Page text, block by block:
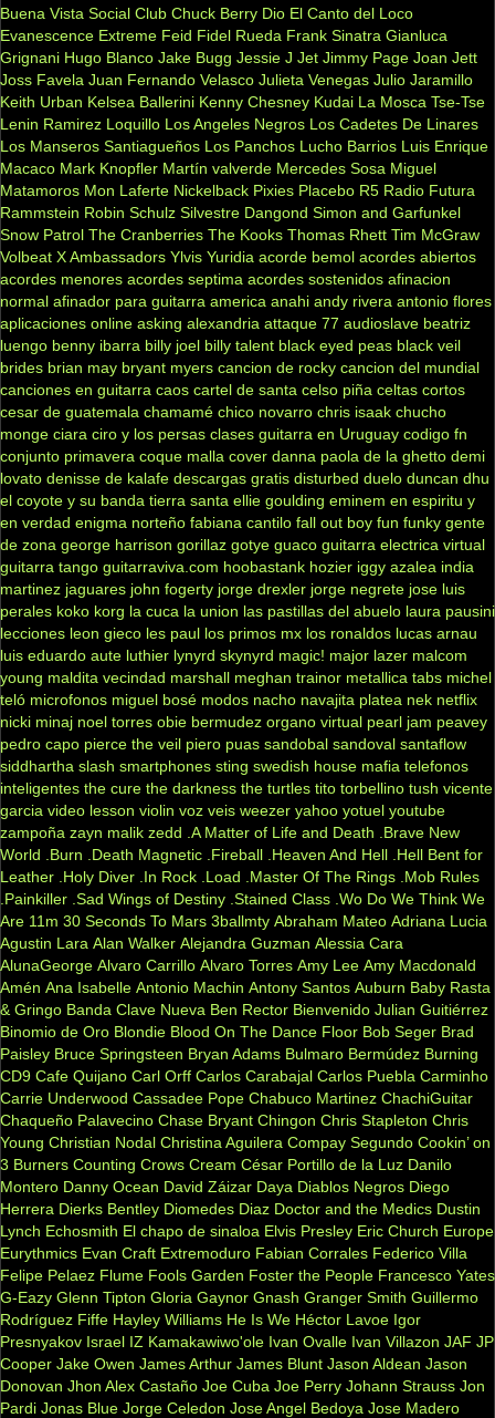
Buena Vista Social Club Chuck Berry Dio El Canto del Loco
Evanescence Extreme Feid Fidel Rueda Frank Sinatra Gianluca
Grignani Hugo Blanco Jake Bugg Jessie J Jet Jimmy Page Joan Jett
Joss Favela Juan Fernando Velasco Julieta Venegas Julio Jaramillo
Keith Urban Kelsea Ballerini Kenny Chesney Kudai La Mosca Tse-Tse
Lenin Ramirez Loquillo Los Angeles Negros Los Cadetes De Linares
Los Manseros Santiagueños Los Panchos Lucho Barrios Luis Enrique
Macaco Mark Knopfler Martín valverde Mercedes Sosa Miguel
Matamoros Mon Laferte Nickelback Pixies Placebo R5 Radio Futura
Rammstein Robin Schulz Silvestre Dangond Simon and Garfunkel
Snow Patrol The Cranberries The Kooks Thomas Rhett Tim McGraw
Volbeat X Ambassadors Ylvis Yuridia acorde bemol acordes abiertos
acordes menores acordes septima acordes sostenidos afinacion
normal afinador para guitarra america anahi andy rivera antonio flores
aplicaciones online asking alexandria attaque 77 audioslave beatriz
luengo benny ibarra billy joel billy talent black eyed peas black veil
brides brian may bryant myers cancion de rocky cancion del mundial
canciones en guitarra caos cartel de santa celso piña celtas cortos
cesar de guatemala chamamé chico novarro chris isaak chucho
monge ciara ciro y los persas clases guitarra en Uruguay codigo fn
conjunto primavera coque malla cover danna paola de la ghetto demi
lovato denisse de kalafe descargas gratis disturbed duelo duncan dhu
el coyote y su banda tierra santa ellie goulding eminem en espiritu y
en verdad enigma norteño fabiana cantilo fall out boy fun funky gente
de zona george harrison gorillaz gotye guaco guitarra electrica virtual
guitarra tango guitarraviva.com hoobastank hozier iggy azalea india
martinez jaguares john fogerty jorge drexler jorge negrete jose luis
perales koko korg la cuca la union las pastillas del abuelo laura pausini
lecciones leon gieco les paul los primos mx los ronaldos lucas arnau
luis eduardo aute luthier lynyrd skynyrd magic! major lazer malcom
young maldita vecindad marshall meghan trainor metallica tabs michel
teló microfonos miguel bosé modos nacho navajita platea nek netflix
nicki minaj noel torres obie bermudez organo virtual pearl jam peavey
pedro capo pierce the veil piero puas sandobal sandoval santaflow
siddhartha slash smartphones sting swedish house mafia telefonos
inteligentes the cure the darkness the turtles tito torbellino tush vicente
garcia video lesson violin voz veis weezer yahoo yotuel youtube
zampoña zayn malik zedd .A Matter of Life and Death
.Brave New
World
.Burn .Death Magnetic .Fireball .Heaven And Hell .Hell Bent for
Leather .Holy Diver .In Rock .Load .Master Of The Rings .Mob Rules
.Painkiller .Sad Wings of Destiny .Stained Class .Wo Do We Think We
Are 11m 30 Seconds To Mars 3ballmty Abraham Mateo Adriana Lucia
Agustin Lara Alan Walker Alejandra Guzman Alessia Cara
AlunaGeorge Alvaro Carrillo Alvaro Torres Amy Lee Amy Macdonald
Amén Ana Isabelle Antonio Machin Antony Santos Auburn Baby Rasta
& Gringo Banda Clave Nueva Ben Rector Bienvenido Julian Guitiérrez
Binomio de Oro Blondie Blood On The Dance Floor Bob Seger Brad
Paisley Bruce Springsteen Bryan Adams Bulmaro Bermúdez Burning
CD9 Cafe Quijano Carl Orff Carlos Carabajal Carlos Puebla Carminho
Carrie Underwood Cassadee Pope Chabuco Martinez ChachiGuitar
Chaqueño Palavecino Chase Bryant Chingon Chris Stapleton Chris
Young Christian Nodal Christina Aguilera Compay Segundo Cookin’ on
3 Burners Counting Crows Cream César Portillo de la Luz Danilo
Montero Danny Ocean David Záizar Daya Diablos Negros Diego
Herrera Dierks Bentley Diomedes Diaz Doctor and the Medics Dustin
Lynch Echosmith El chapo de sinaloa Elvis Presley Eric Church Europe
Eurythmics Evan Craft Extremoduro Fabian Corrales Federico Villa
Felipe Pelaez Flume Fools Garden Foster the People Francesco Yates
G-Eazy Glenn Tipton Gloria Gaynor Gnash Granger Smith Guillermo
Rodríguez Fiffe Hayley Williams He Is We Héctor Lavoe Igor
Presnyakov Israel IZ Kamakawiwo'ole Ivan Ovalle Ivan Villazon JAF JP
Cooper Jake Owen James Arthur James Blunt Jason Aldean Jason
Donovan Jhon Alex Castaño Joe Cuba Joe Perry Johann Strauss Jon
Pardi Jonas Blue Jorge Celedon Jose Angel Bedoya Jose Madero